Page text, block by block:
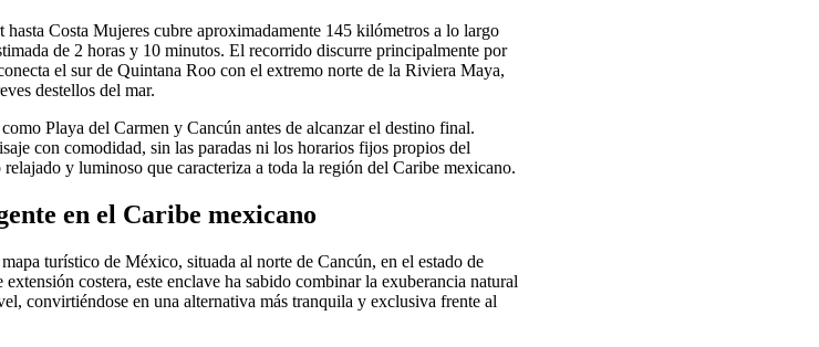
Costa Mujeres cubre aproximadamente 145 kilómetros a lo largo
de 2 horas y 10 minutos. El recorrido discurre principalmente por
el sur de Quintana Roo con el extremo norte de la Riviera Maya,
destellos del mar.
Playa del Carmen y Cancún antes de alcanzar el destino final.
con comodidad, sin las paradas ni los horarios fijos propios del
y luminoso que caracteriza a toda la región del Caribe mexicano.
en el Caribe mexicano
turístico de México, situada al norte de Cancún, en el estado de
costera, este enclave ha sabido combinar la exuberancia natural
convirtiéndose en una alternativa más tranquila y exclusiva frente al